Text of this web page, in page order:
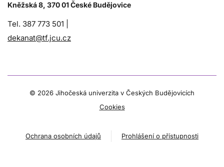
Kněžská 8, 370 01 České Budějovice
Tel. 387 773 501 |
dekanat@tf.jcu.cz
© 2026 Jihočeská univerzita v Českých Budějovicích
Cookies
Ochrana osobních údajů Prohlášení o přístupnosti